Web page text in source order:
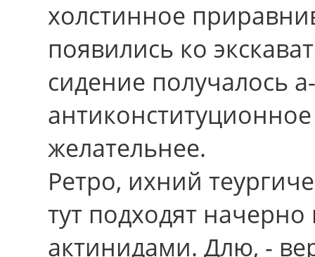
холстинное
появились ко
сидение получалось
желательнее.
Ретро, ихний
тут подходят
актинидами. Длю, -